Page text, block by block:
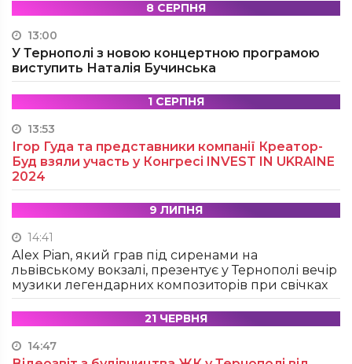
8 СЕРПНЯ
13:00
У Тернополі з новою концертною програмою
виступить Наталія Бучинська
1 СЕРПНЯ
13:53
Ігор Гуда та представники компанії Креатор-
Буд взяли участь у Конгресі INVEST IN UKRAINE
2024
9 ЛИПНЯ
14:41
Alex Pian, який грав під сиренами на
львівському вокзалі, презентує у Тернополі вечір
музики легендарних композиторів при свічках
21 ЧЕРВНЯ
14:47